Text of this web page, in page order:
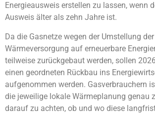
Energieausweis erstellen zu lassen, wenn
Ausweis älter als zehn Jahre ist.
Da die Gasnetze wegen der Umstellung der
Wärmeversorgung auf erneuerbare
teilweise zurückgebaut werden, sollen
einen geordneten Rückbau ins
aufgenommen werden. Gasverbrauchern
die jeweilige lokale Wärmeplanung genau
darauf zu achten, ob und wo diese